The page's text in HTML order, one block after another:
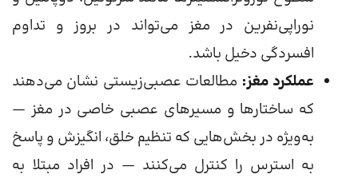
نوراپی‌نفرین در مغز می‌تواند در بروز و تداوم
افسردگی دخیل باشد.
عملکرد مغز: مطالعات عصبی‌زیستی نشان می‌دهند
که ساختارها و مسیرهای عصبی خاصی در مغز —
به‌ویژه در بخش‌هایی که تنظیم خلق، انگیزش و پاسخ
به استرس را کنترل می‌کنند — در افراد مبتلا به